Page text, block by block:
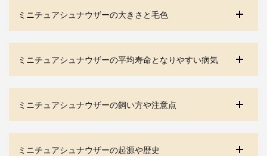
ミニチュアシュナウザーの大きさと毛色
ミニチュアシュナウザーの平均寿命となりやすい病気
ミニチュアシュナウザーの飼い方や注意点
ミニチュアシュナウザーの起源や歴史